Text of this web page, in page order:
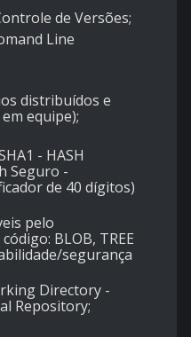
de Versões;
Line
distribuídos e
equipe);
- HASH
Seguro -
de 40 dígitos)
pelo
BLOB, TREE
segurança
Directory -
Repository;